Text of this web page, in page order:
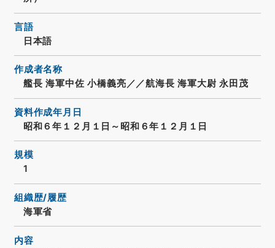
言語
日本語
作成者名称
艦長 海軍中佐 小橋義亮／／航海長 海軍大尉 永田茂
資料作成年月日
昭和６年１２月１日～昭和６年１２月１日
規模
1
組織歴/履歴
海軍省
内容